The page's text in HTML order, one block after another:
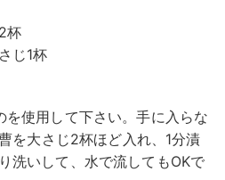
杯
じ1杯
使用して下さい。手に入らな
を大さじ2杯ほど入れ、1分漬
洗いして、水で流してもOKで